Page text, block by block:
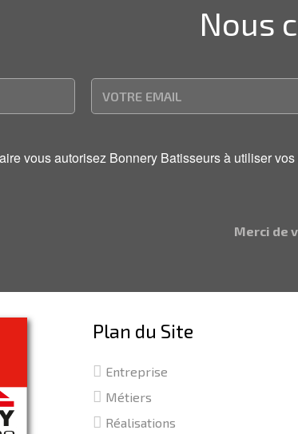
Nous
vous autorisez Bonnery Batisseurs à utiliser
Merci de
Plan du Site
Entreprise
Métiers
Réalisations